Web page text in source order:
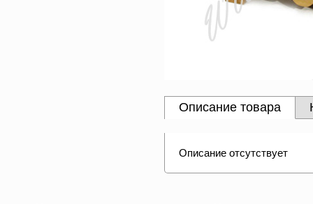
Описание товара
Описание отсутствует